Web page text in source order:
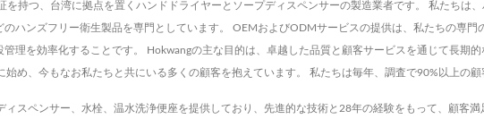
を持つ、台湾に拠点を置くハンドドライヤーとソープディスペンサーの製造業者です。 私たちは
ハンズフリー衛生製品を専門としています。 OEMおよびODMサービスの提供は、私たちの専
理を効率化することです。 Hokwangの主な目的は、卓越した品質と顧客サービスを通じて長期
め、今もなお私たちと共にいる多くの顧客を抱えています。 私たちは毎年、調査で90%以上の顧
ィスペンサー、水栓、温水洗浄便座を提供しており、先進的な技術と28年の経験をもって、顧客